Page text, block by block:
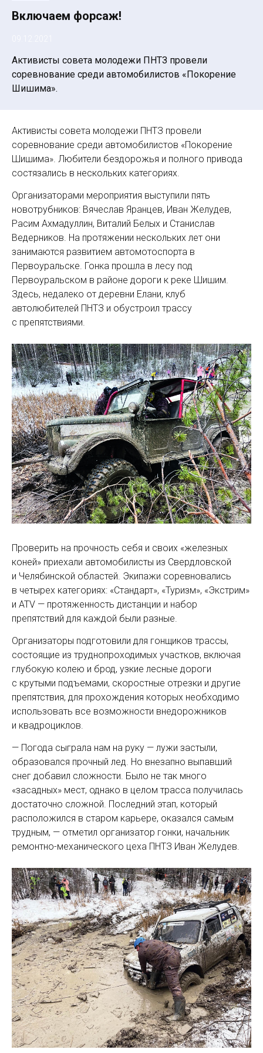
Включаем форсаж!
Активисты совета молодежи ПНТЗ провели
соревнование среди автомобилистов «Покорение
Шишима».
Активисты совета молодежи ПНТЗ провели
соревнование среди автомобилистов «Покорение
Шишима». Любители бездорожья и полного привода
состязались в нескольких категориях.
Организаторами мероприятия выступили пять
новотрубников: Вячеслав Яранцев, Иван Желудев,
Расим Ахмадуллин, Виталий Белых и Станислав
Ведерников. На протяжении нескольких лет они
занимаются развитием автомотоспорта в
Первоуральске. Гонка прошла в лесу под
Первоуральском в районе дороги к реке Шишим.
Здесь, недалеко от деревни Елани, клуб
автолюбителей ПНТЗ и обустроил трассу
с препятствиями.
Проверить на прочность себя и своих «железных
коней» приехали автомобилисты из Свердловской
и Челябинской областей. Экипажи соревновались
в четырех категориях: «Стандарт», «Туризм», «Экстрим»
и ATV — протяженность дистанции и набор
препятствий для каждой были разные.
Организаторы подготовили для гонщиков трассы,
состоящие из труднопроходимых участков, включая
глубокую колею и брод, узкие лесные дороги
с крутыми подъемами, скоростные отрезки и другие
препятствия, для прохождения которых необходимо
использовать все возможности внедорожников
и квадроциклов.
— Погода сыграла нам на руку — лужи застыли,
образовался прочный лед. Но внезапно выпавший
снег добавил сложности. Было не так много
«засадных» мест, однако в целом трасса получилась
достаточно сложной. Последний этап, который
расположился в старом карьере, оказался самым
трудным, — отметил организатор гонки, начальник
ремонтно-механического цеха ПНТЗ Иван Желудев.